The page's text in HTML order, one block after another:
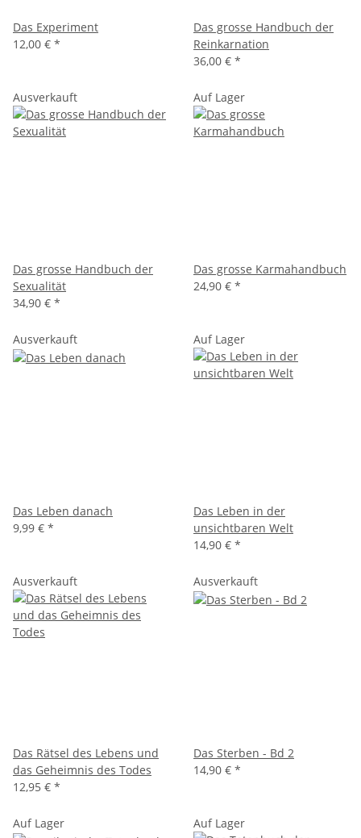
Das Experiment
12,00 € *
Das grosse Handbuch der
Reinkarnation
36,00 € *
Ausverkauft
Das grosse Handbuch der
Sexualität
34,90 € *
Auf Lager
Das grosse Karmahandbuch
24,90 € *
Ausverkauft
Das Leben danach
9,99 € *
Auf Lager
Das Leben in der
unsichtbaren Welt
14,90 € *
Ausverkauft
Das Rätsel des Lebens und
das Geheimnis des Todes
12,95 € *
Ausverkauft
Das Sterben - Bd 2
14,90 € *
Auf Lager Auf Lager